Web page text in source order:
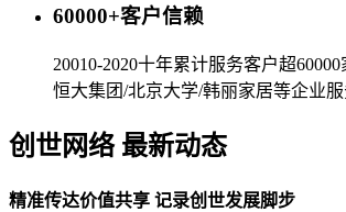
60000+客户信赖
20010-2020十年累计服务客户超
恒大集团/北京大学/韩丽家居等企业
创世网络 最新动态
精准传达价值共享 记录创世发展脚步